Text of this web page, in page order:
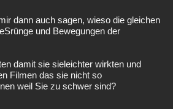
dann auch sagen, wieso die gleichen
und Bewegungen der
damit sie sieleichter wirkten und
Filmen das sie nicht so
weil Sie zu schwer sind?